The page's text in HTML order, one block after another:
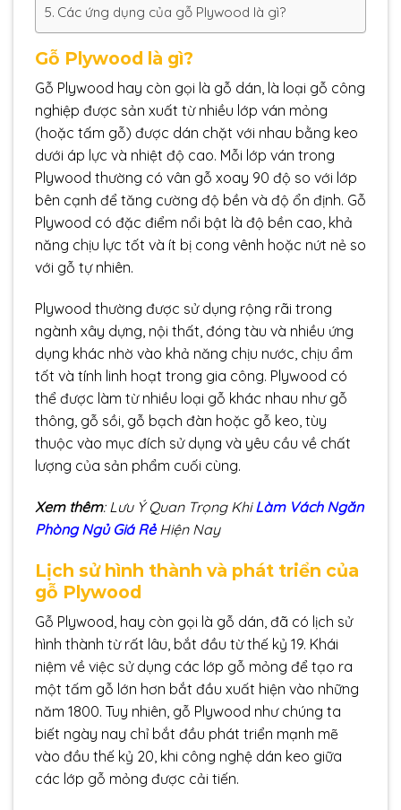
Các ứng dụng của gỗ Plywood là gì?
Gỗ Plywood là gì?
Gỗ Plywood hay còn gọi là gỗ dán, là loại gỗ công
nghiệp được sản xuất từ nhiều lớp ván mỏng
(hoặc tấm gỗ) được dán chặt với nhau bằng keo
dưới áp lực và nhiệt độ cao. Mỗi lớp ván trong
Plywood thường có vân gỗ xoay 90 độ so với lớp
bên cạnh để tăng cường độ bền và độ ổn định. Gỗ
Plywood có đặc điểm nổi bật là độ bền cao, khả
năng chịu lực tốt và ít bị cong vênh hoặc nứt nẻ so
với gỗ tự nhiên.
Plywood thường được sử dụng rộng rãi trong
ngành xây dựng, nội thất, đóng tàu và nhiều ứng
dụng khác nhờ vào khả năng chịu nước, chịu ẩm
tốt và tính linh hoạt trong gia công. Plywood có
thể được làm từ nhiều loại gỗ khác nhau như gỗ
thông, gỗ sồi, gỗ bạch đàn hoặc gỗ keo, tùy
thuộc vào mục đích sử dụng và yêu cầu về chất
lượng của sản phẩm cuối cùng.
Xem thêm: Lưu Ý Quan Trọng KhiLàm Vách Ngăn
Phòng Ngủ Giá RẻHiện Nay
Lịch sử hình thành và phát triển của
gỗ Plywood
Gỗ Plywood, hay còn gọi là gỗ dán, đã có lịch sử
hình thành từ rất lâu, bắt đầu từ thế kỷ 19. Khái
niệm về việc sử dụng các lớp gỗ mỏng để tạo ra
một tấm gỗ lớn hơn bắt đầu xuất hiện vào những
năm 1800. Tuy nhiên, gỗ Plywood như chúng ta
biết ngày nay chỉ bắt đầu phát triển mạnh mẽ
vào đầu thế kỷ 20, khi công nghệ dán keo giữa
các lớp gỗ mỏng được cải tiến.